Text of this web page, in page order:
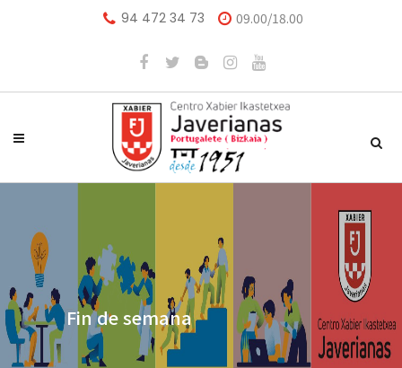
94 472 34 73 09.00/18.00
Fin de semana